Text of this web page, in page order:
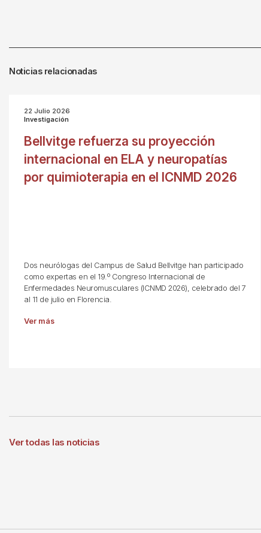
Noticias relacionadas
22 Julio 2026
Investigación
Bellvitge refuerza su proyección
internacional en ELA y neuropatías
por quimioterapia en el ICNMD 2026
Dos neurólogas del Campus de Salud Bellvitge han participado
como expertas en el 19.º Congreso Internacional de
Enfermedades Neuromusculares (ICNMD 2026), celebrado del 7
al 11 de julio en Florencia.
Ver más
Ver todas las noticias